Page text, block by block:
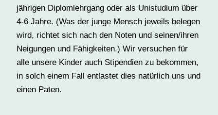
jährigen Diplomlehrgang oder als Unistudium über
4-6 Jahre. (Was der junge Mensch jeweils belegen
wird, richtet sich nach den Noten und seinen/ihren
Neigungen und Fähigkeiten.) Wir versuchen für
alle unsere Kinder auch Stipendien zu bekommen,
in solch einem Fall entlastet dies natürlich uns und
einen Paten.